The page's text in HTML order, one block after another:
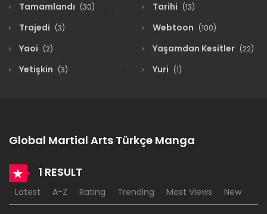
Tamamlandı (30) Tarihi (13)
Trajedi (3) Webtoon (100)
Yaoi (2) Yaşamdan Kesitler (22)
Yetişkin (3) Yuri (1)
Global Martial Arts Türkçe Manga
1 RESULT
Latest A-Z Rating Trending Most Views New